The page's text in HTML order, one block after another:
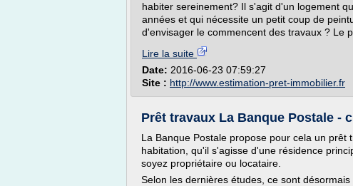
habiter sereinement? Il s'agit d'un logement
années et qui nécessite un petit coup de
d'envisager le commencent des travaux ? Le
Lire la suite
Date: 2016-06-23 07:59:27
Site : http://www.estimation-pret-immobilier.fr
Prêt travaux La Banque Postale -
La Banque Postale propose pour cela un
habitation, qu'il s'agisse d'une résidence
soyez propriétaire ou locataire.
Selon les dernières études, ce sont